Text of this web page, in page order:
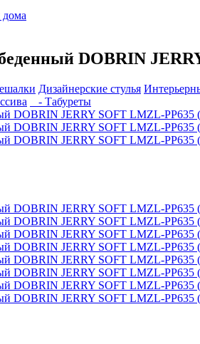
дома
DOBRIN
Дизайнерские стулья
- Табуреты